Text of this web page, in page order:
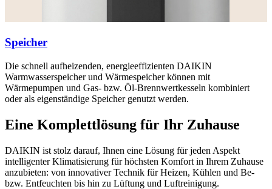
Speicher
Die schnell aufheizenden, energieeffizienten DAIKIN
Warmwasserspeicher und Wärmespeicher können mit
Wärmepumpen und Gas- bzw. Öl-Brennwertkesseln kombiniert
oder als eigenständige Speicher genutzt werden.
Eine Komplettlösung für Ihr Zuhause
DAIKIN ist stolz darauf, Ihnen eine Lösung für jeden Aspekt
intelligenter Klimatisierung für höchsten Komfort in Ihrem Zuhause
anzubieten: von innovativer Technik für Heizen, Kühlen und Be-
bzw. Entfeuchten bis hin zu Lüftung und Luftreinigung.